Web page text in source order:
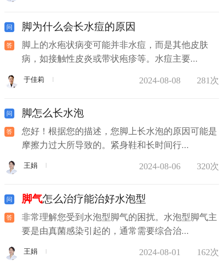
脚为什么会长水痘的原因
脚上的水疱状病变可能并非水痘，而是其他皮肤
病，如接触性皮炎或带状疱疹等。水痘主要...
于佳莉 2024-08-08 281次
脚怎么长水泡
您好！根据您的描述，您脚上长水泡的原因可能是
摩擦力过大所导致的。紧身鞋和长时间行...
王娟 2024-08-06 320次
脚气怎么治疗能治好水泡型
非常理解您受到水泡型脚气的困扰。水泡型脚气主
要是由真菌感染引起的，通常需要综合治...
王娟 2024-08-01 162次